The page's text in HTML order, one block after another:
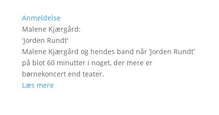
Anmeldelse
Malene Kjærgård:
'Jorden Rundt'
Malene Kjærgård og hendes band når ’Jorden Rundt’
på blot 60 minutter i noget, der mere er
børnekoncert end teater.
Læs mere